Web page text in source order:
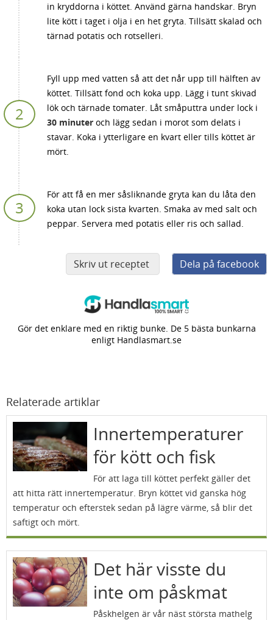
in kryddorna i köttet. Använd gärna handskar. Bryn
lite kött i taget i olja i en het gryta. Tillsätt skalad och
tärnad potatis och rotselleri.
Fyll upp med vatten så att det når upp till hälften av
köttet. Tillsätt fond och koka upp. Lägg i tunt skivad
lök och tärnade tomater. Låt småputtra under lock i
30 minuter och lägg sedan i morot som delats i
stavar. Koka i ytterligare en kvart eller tills köttet är
mört.
För att få en mer såsliknande gryta kan du låta den
koka utan lock sista kvarten. Smaka av med salt och
peppar. Servera med potatis eller ris och sallad.
Skriv ut receptet Dela på facebook
Gör det enklare med en riktig bunke. De 5 bästa bunkarna
enligt Handlasmart.se
Relaterade artiklar
Innertemperaturer
för kött och fisk
För att laga till köttet perfekt gäller det
att hitta rätt innertemperatur. Bryn köttet vid ganska hög
temperatur och efterstek sedan på lägre värme, så blir det
saftigt och mört.
Det här visste du
inte om påskmat
Påskhelgen är vår näst största mathelg